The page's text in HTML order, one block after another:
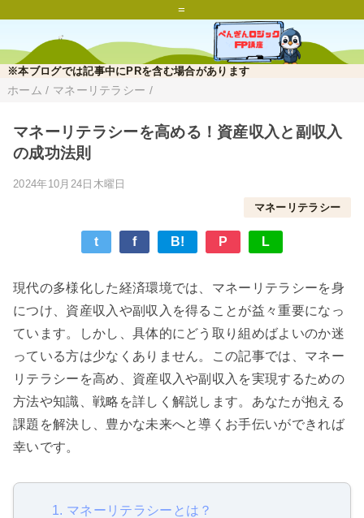
=
※本ブログでは記事中にPRを含む場合があります
ホーム / マネーリテラシー /
マネーリテラシーを高める！資産収入と副収入
の成功法則
2024年10月24日木曜日
マネーリテラシー
t f B! P L
現代の多様化した経済環境では、マネーリテラシーを身
につけ、資産収入や副収入を得ることが益々重要になっ
ています。しかし、具体的にどう取り組めばよいのか迷
っている方は少なくありません。この記事では、マネー
リテラシーを高め、資産収入や副収入を実現するための
方法や知識、戦略を詳しく解説します。あなたが抱える
課題を解決し、豊かな未来へと導くお手伝いができれば
幸いです。
1. マネーリテラシーとは？